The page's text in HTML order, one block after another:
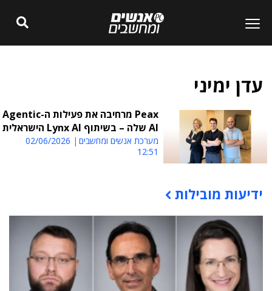
עדן ימיני
Peax מרחיבה את פעילות ה-Agentic
AI שלה – בשיתוף Lynx AI הישראלית
מערכת אנשים ומחשבים
02/06/2026
12:51
תוכן פרסומי
ידיעות מובילות